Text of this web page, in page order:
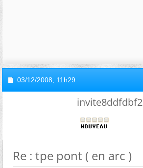
03/12/2008, 11h29
invite8ddfdbf2
Re : tpe pont ( en arc )